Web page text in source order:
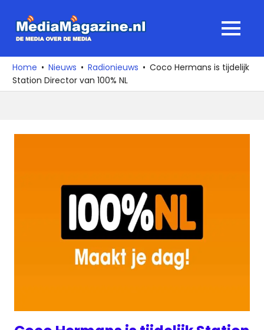
naar
media
over
de
MENU
Home Nieuws Radionieuws
Coco Hermans is tijdelijk
Station Director van 100% NL